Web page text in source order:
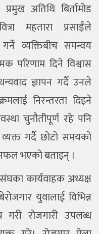
अतिथि बिर्तामोड
महतारा प्रसाईँले
व्यक्तिबीच समन्वय
परिणाम दिने विश्वास
ज्ञापन गर्दै उनले
निरन्तरता दिइने
चुनौतीपूर्ण रहे पनि
गर्दै छोटो समयको
भएको बताइन् ।
संघका कार्यवाहक अध्यक्ष
युवालाई विभिन्न
गरी रोजगारी उपलब्ध